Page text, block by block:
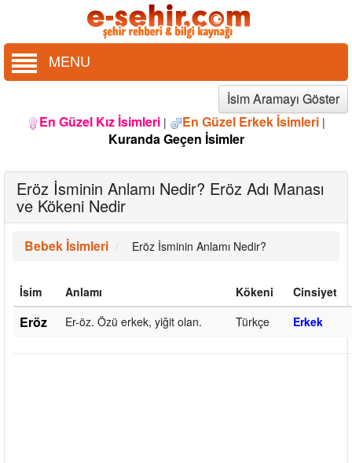
MENU
İsim Aramayı Göster
En Güzel Kız İsimleri | En Güzel Erkek İsimleri |
Kuranda Geçen İsimler
Eröz İsminin Anlamı Nedir? Eröz Adı Manası
ve Kökeni Nedir
Bebek İsimleri Eröz İsminin Anlamı Nedir?
İsim Anlamı Kökeni Cinsiyet
Eröz Er-öz. Özü erkek, yiğit olan. Türkçe Erkek